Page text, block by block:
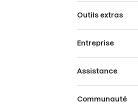
Outils extras
Entreprise
Assistance
Communauté